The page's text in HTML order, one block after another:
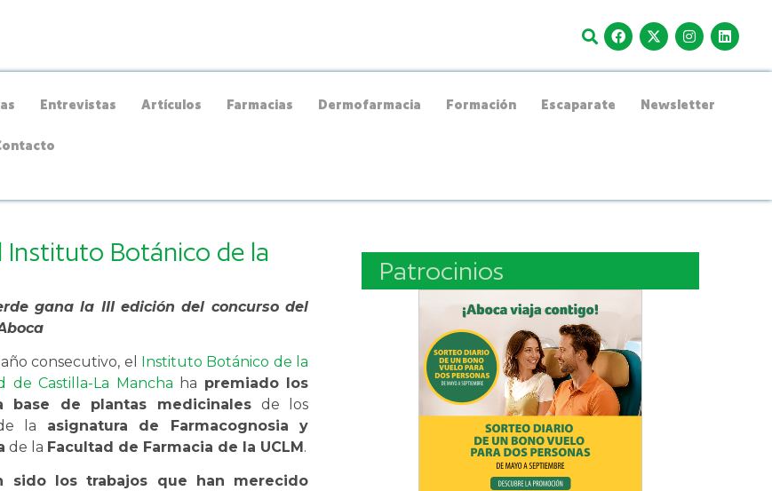
Entrevistas Artículos Farmacias Dermofarmacia Formación Escaparate Newsletter
Botánico de la
gana la III edición del concurso del
consecutivo, el Instituto Botánico de la
de Castilla-La Mancha ha premiado los
base de plantas medicinalesde los
la asignatura de Farmacognosia y
de la Facultad de Farmacia de la UCLM.
sido los trabajos que han merecido
Patrocinios